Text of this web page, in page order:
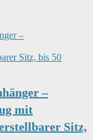
–
mit
Sitz,